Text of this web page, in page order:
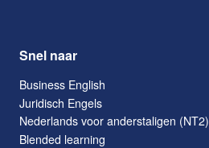
Snel naar
Business English
Juridisch Engels
Nederlands voor anderstaligen (NT2)
Blended learning